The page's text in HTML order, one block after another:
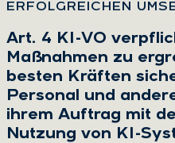
ERFOLGREICHEN
Art. 4 KI-VO
Maßnahmen zu
besten Kräften
Personal und
ihrem Auftrag mit
Nutzung von KI-